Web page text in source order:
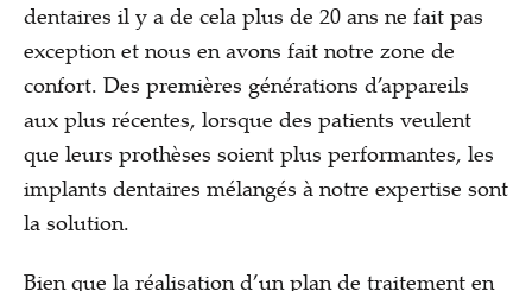
dentaires il y a de cela plus de 20 ans ne fait pas
exception et nous en avons fait notre zone de
confort. Des premières générations d’appareils
aux plus récentes, lorsque des patients veulent
que leurs prothèses soient plus performantes, les
implants dentaires mélangés à notre expertise sont
la solution.
Bien que la réalisation d’un plan de traitement en